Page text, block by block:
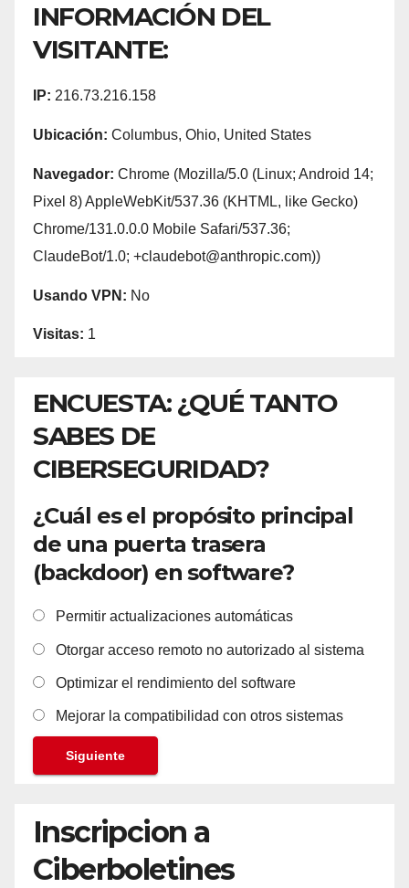
INFORMACIÓN DEL
VISITANTE:
IP: 216.73.216.158
Ubicación: Columbus, Ohio, United States
Navegador: Chrome (Mozilla/5.0 (Linux; Android 14;
Pixel 8) AppleWebKit/537.36 (KHTML, like Gecko)
Chrome/131.0.0.0 Mobile Safari/537.36;
ClaudeBot/1.0; +claudebot@anthropic.com))
Usando VPN: No
Visitas: 1
ENCUESTA: ¿QUÉ TANTO
SABES DE
CIBERSEGURIDAD?
¿Cuál es el propósito principal
de una puerta trasera
(backdoor) en software?
Permitir actualizaciones automáticas
Otorgar acceso remoto no autorizado al sistema
Optimizar el rendimiento del software
Mejorar la compatibilidad con otros sistemas
Siguiente
Inscripcion a
Ciberboletines